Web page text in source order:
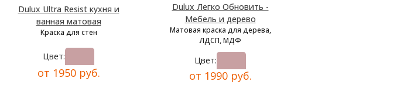
Dulux Ultra Resist кухня и
ванная матовая
Краска для стен
Цвет:
от 1950 руб.
Dulux Легко Обновить -
Мебель и дерево
Матовая краска для дерева,
ЛДСП, МДФ
Цвет:
от 1990 руб.